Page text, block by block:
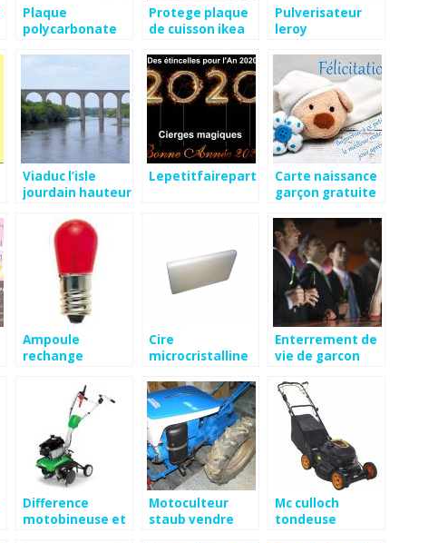
Plaque
polycarbonate
Protege plaque
de cuisson ikea
Pulverisateur
leroy
Viaduc l’isle
jourdain hauteur
Lepetitfairepart
Carte naissance
garçon gratuite
Ampoule
rechange
Cire
microcristalline
Enterrement de
vie de garcon
Difference
motobineuse et
Motoculteur
staub vendre
Mc culloch
tondeuse